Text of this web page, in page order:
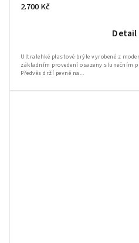
2.700 Kč
Detail
Ultralehké plastové brýle vyrobené z
základním provedení osazeny slunečním
Předvěs drží pevně na...